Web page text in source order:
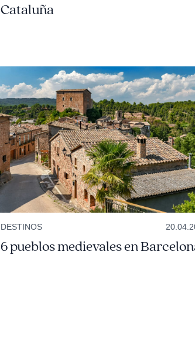
Cataluña
DESTINOS
6 pueblos medievales en